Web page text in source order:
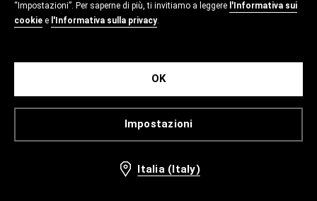
“Impostazioni”. Per saperne di più, ti invitiamo a leggere l'Informativa sui
cookie e l'Informativa sulla privacy.
Impostazioni
OK
Italia (Italy)